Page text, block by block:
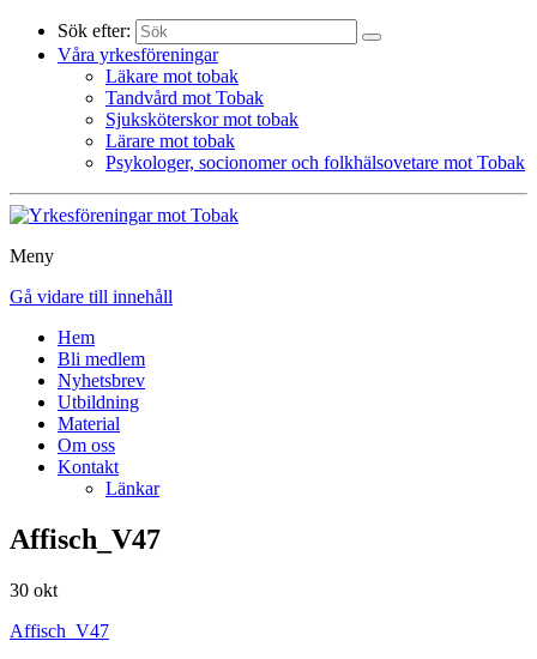
Sök efter:
Våra yrkesföreningar
Läkare mot tobak
Tandvård mot Tobak
Sjuksköterskor mot tobak
Lärare mot tobak
Psykologer, socionomer och folkhälsovetare mot Tobak
Meny
Gå vidare till innehåll
Hem
Bli medlem
Nyhetsbrev
Utbildning
Material
Om oss
Kontakt
Länkar
Affisch_V47
30 okt
Affisch_V47